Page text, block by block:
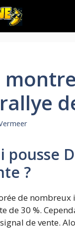
pousse
?
de
de 30 %.
de vente.